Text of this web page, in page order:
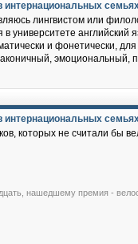
интернациональных
лингвистом или
университете английский
и фонетически, для
эмоциональный,
интернациональных
которых не считали бы
нашедшему премия -